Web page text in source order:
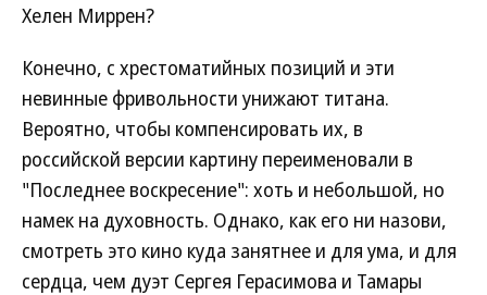
Хелен Миррен?
Конечно, с хрестоматийных позиций и эти
невинные фривольности унижают титана.
Вероятно, чтобы компенсировать их, в
российской версии картину переименовали в
"Последнее воскресение": хоть и небольшой, но
намек на духовность. Однако, как его ни назови,
смотреть это кино куда занятнее и для ума, и для
сердца, чем дуэт Сергея Герасимова и Тамары